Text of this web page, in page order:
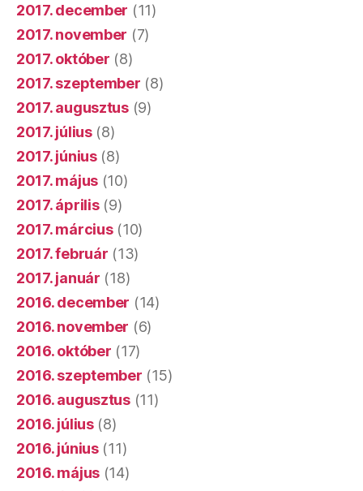
2017. december (11)
2017. november (7)
2017. október (8)
2017. szeptember (8)
2017. augusztus(9)
2017. július(8)
2017. június(8)
2017. május (10)
2017. április(9)
2017. március(10)
2017. február (13)
2017. január (18)
2016. december (14)
2016. november (6)
2016. október (17)
2016. szeptember (15)
2016. augusztus(11)
2016. július(8)
2016. június(11)
2016. május (14)